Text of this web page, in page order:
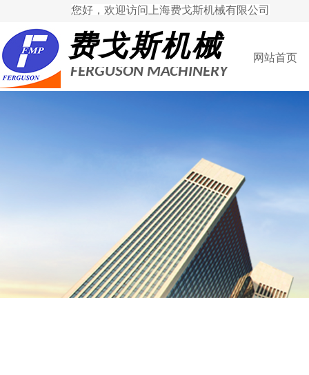
您好，欢迎访问上海费戈斯机械有限公司
FERGUSON MACHINERY
费戈斯机械 网站首页